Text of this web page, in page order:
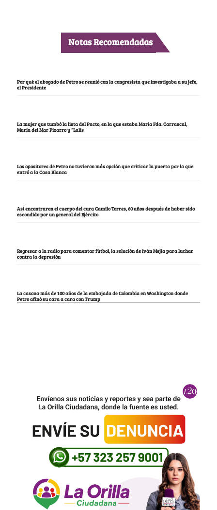
Notas Recomendadas
Por qué el abogado de Petro se reunió con la congresista que investigaba a su jefe,
el Presidente
La mujer que tumbó la lista del Pacto, en la que estaba María Fda. Carrascal,
María del Mar Pizarro y “Lalis
Los opositores de Petro no tuvieron más opción que criticar la puerta por la que
entró a la Casa Blanca
Así encontraron el cuerpo del cura Camilo Torres, 60 años después de haber sido
escondido por un general del Ejército
Regresar a la radio para comentar fútbol, la solución de Iván Mejía para luchar
contra la depresión
La casona más de 100 años de la embajada de Colombia en Washington donde
Petro afinó su cara a cara con Trump